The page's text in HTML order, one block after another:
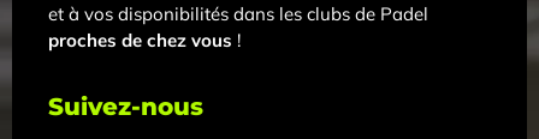
et à vos disponibilités dans les clubs de Padel
proches de chez vous !
Suivez-nous